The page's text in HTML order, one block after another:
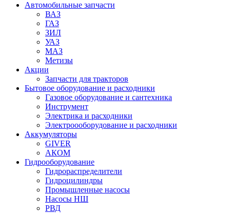
Автомобильные запчасти
ВАЗ
ГАЗ
ЗИЛ
УАЗ
МАЗ
Метизы
Акции
Запчасти для тракторов
Бытовое оборудование и расходники
Газовое оборудование и сантехника
Инструмент
Электрика и расходники
Электроооборудование и расходники
Аккумуляторы
GIVER
АКОМ
Гидрооборудование
Гидрораспределители
Гидроцилиндры
Промышленные насосы
Насосы НШ
РВД